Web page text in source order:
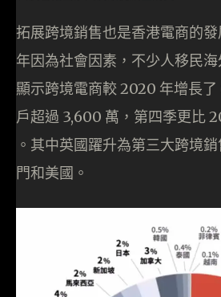
拓展跨境銷售也是香港電商的
年因為社會因素，不少人移民
顯示跨境電商較 2020 年增長
戶超過 3,600 萬，第四季更比
。其中英國躍升為第三大跨境
門和美國。